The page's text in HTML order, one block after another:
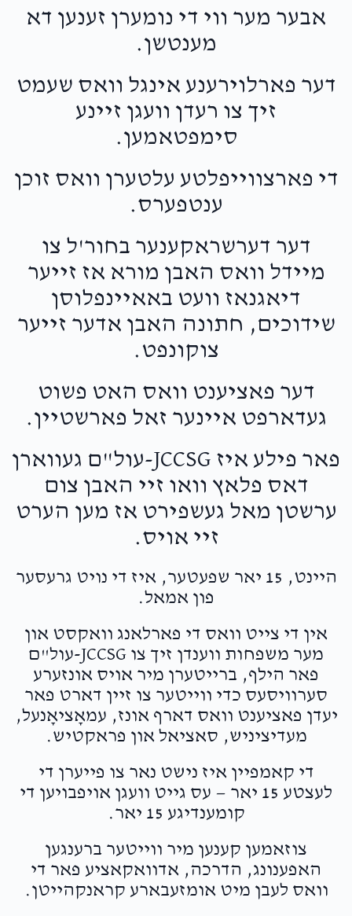
אבער מער ווי די נומערן זענען דא
מענטשן.
דער פארלוירענע אינגל וואס שעמט
זיך צו רעדן וועגן זיינע
סימפטאמען.
די פארצווייפלטע עלטערן וואס זוכן
ענטפערס.
דער דערשראקענער בחור'ל צו
מיידל וואס האבן מורא אז זייער
דיאגנאז וועט באאיינפלוסן
שידוכים, חתונה האבן אדער זייער
צוקונפט.
דער פאציענט וואס האט פשוט
געדארפט איינער זאל פארשטיין.
פאר פילע איז JCCSG-עול"ם געווארן
דאס פלאץ וואו זיי האבן צום
ערשטן מאל געשפירט אז מען הערט
זיי אויס.
היינט, 15 יאר שפעטער, איז די נויט גרעסער
פון אמאל.
אין די צייט וואס די פארלאנג וואקסט און
מער משפחות ווענדן זיך צו JCCSG-עול"ם
פאר הילף, ברייטערן מיר אויס אונזערע
סערוויסעס כדי ווייטער צו זיין דארט פאר
יעדן פאציענט וואס דארף אונז, עמאָציאָנעל,
מעדיציניש, סאציאל און פראקטיש.
די קאמפיין איז נישט נאר צו פייערן די
לעצטע 15 יאר — עס גייט וועגן אויפבויען די
קומענדיגע 15 יאר.
צוזאמען קענען מיר ווייטער ברענגען
האפענונג, הדרכה, אדוואקאציע פאר די
וואס לעבן מיט אומזעבארע קראנקהייטן.